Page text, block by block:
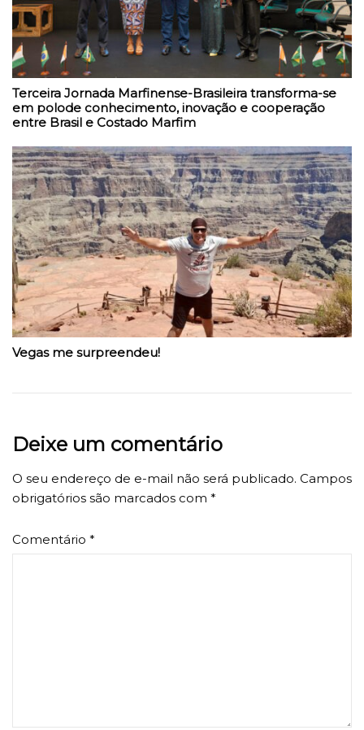
Terceira Jornada Marfinense-Brasileira transforma-se
em polode conhecimento, inovação e cooperação
entre Brasil e Costado Marfim
Vegas me surpreendeu!
Deixe um comentário
O seu endereço de e-mail não será publicado. Campos
obrigatórios são marcados com *
Comentário *